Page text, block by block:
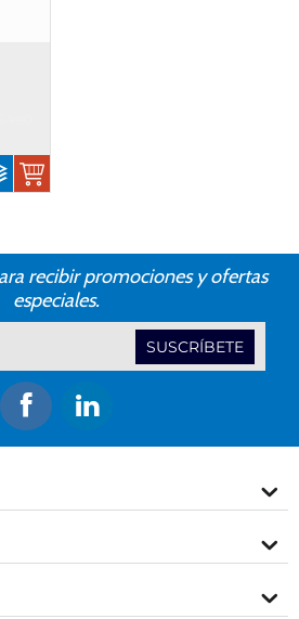
recibir promociones y ofertas
especiales.
SUSCRÍBETE